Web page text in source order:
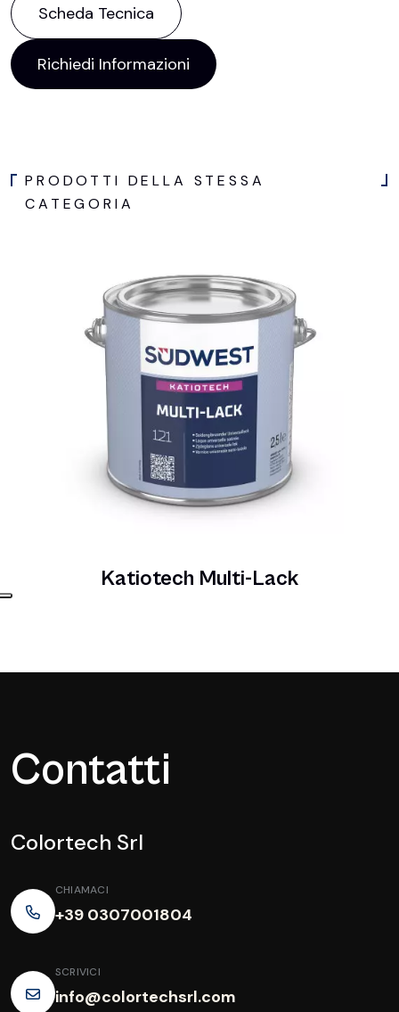
Scheda Tecnica
Richiedi Informazioni
PRODOTTI DELLA STESSA
CATEGORIA
Katiotech Multi-Lack
Contatti
Colortech Srl
CHIAMACI
+39 0307001804
SCRIVICI
info@colortechsrl.com